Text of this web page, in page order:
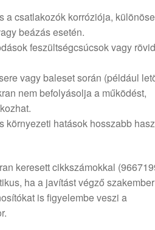
a csatlakozók korróziója,
beázás esetén.
feszültségcsúcsok vagy
vagy baleset során (például
nem befolyásolja a működést,
környezeti hatások hosszabb
keresett cikkszámokkal
ha a javítást végző
is figyelembe veszi a